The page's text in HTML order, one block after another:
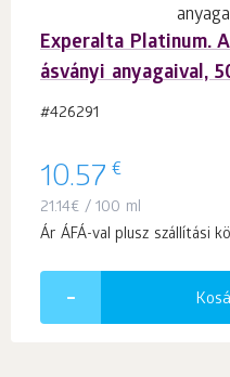
Experalta Platinum.
ásványi anyagaival,
#426291
10.57 €
21.14€ / 100 ml
Ár ÁFÁ-val plusz szállítási